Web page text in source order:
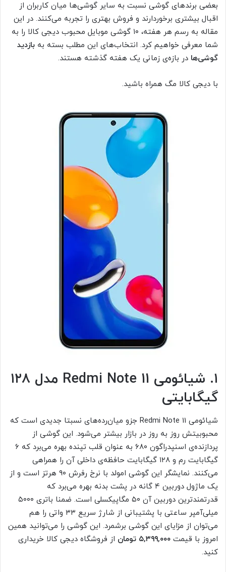
بعضی برندهای گوشی نسبت به سایر گوشی‌ها میان کاربران از
اقبال بیشتری برخوردارند و فروش بهتری را تجربه می‌کنند. در این
مقاله به رسم هر هفته، ۱۰ گوشی موبایل محبوب دیجی کالا را به
شما معرفی خواهیم کرد. انتخاب‌های این مطلب بسته به بازدید
گوشی‌ها در بازه‌ی زمانی یک هفته گذشته هستند.
با دیجی‌ کالا مگ همراه باشید.
۱. شیائومی Redmi Note 11 مدل ۱۲۸
گیگابایتی
شیائومی Redmi Note 11 جزو میان‌رده‌های نسبتا جدیدی است که
محبوبیتش روز به روز در بازار بیشتر می‌شود. این گوشی از
پردازنده‌ی اسنپدراگون ۶۸۰ به عنوان قلب تپنده بهره می‌برد که ۶
گیگابایت رم و ۱۲۸ گیگابایت حافظه‌ی داخلی آن را همراهی
می‌کنند. نمایشگر این گوشی امولد با نرخ رفرش ۹۰ هرتز است و از
یک ماژول دوربین ۴ گانه در پشت بدنه بهره می‌برد که
قدرتمندترین دوربین آن ۵۰ مگاپیکسلی است. ضمنا باتری ۵۰۰۰
میلی‌آمپر ساعتی با پشتیبانی از شارژ سریع ۳۳ واتی را هم
می‌توان از مزایای این گوشی برشمرد. این گوشی را می‌توانید همین
امروز با قیمت ۵,۳۹۹,۰۰۰ تومان
از فروشگاه دیجی کالا خریداری
کنید.